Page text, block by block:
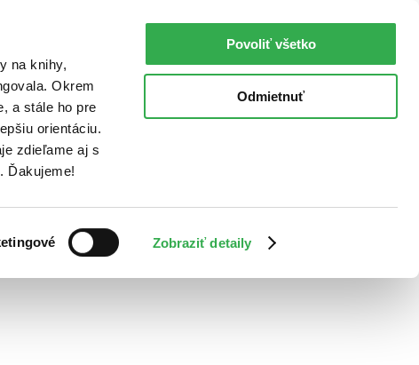
na knihy,
Okrem
a stále ho pre
orientáciu.
zdieľame aj s
Ďakujeme!
Zobraziť detaily
Povoliť všetko
Odmietnuť